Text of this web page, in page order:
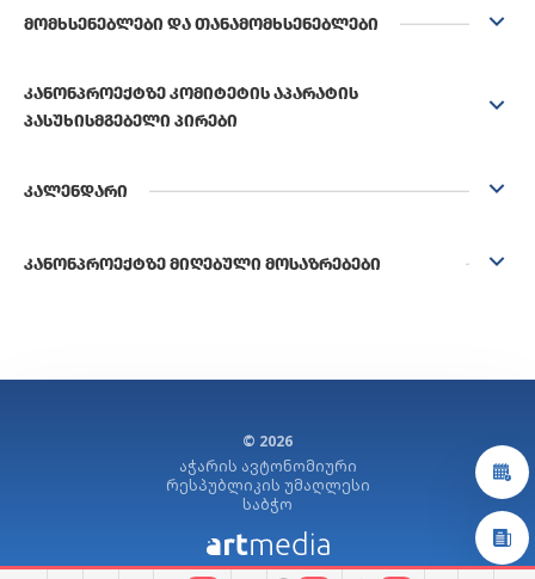
ᲛᲝᲛᲮᲡᲔᲜᲔᲑᲚᲔᲑᲘ ᲓᲐ ᲗᲐᲜᲐᲛᲝᲛᲮᲡᲔᲜᲔᲑᲚᲔᲑᲘ
ᲙᲐᲜᲝᲜᲞᲠᲝᲔᲥᲢᲖᲔ ᲙᲝᲛᲘᲢᲔᲢᲘᲡ ᲐᲞᲐᲠᲐᲢᲘᲡ
ᲞᲐᲡᲣᲮᲘᲡᲛᲒᲔᲑᲔᲚᲘ ᲞᲘᲠᲔᲑᲘ
ᲙᲐᲚᲔᲜᲓᲐᲠᲘ
ᲙᲐᲜᲝᲜᲞᲠᲝᲔᲥᲢᲖᲔ ᲛᲘᲦᲔᲑᲣᲚᲘ ᲛᲝᲡᲐᲖᲠᲔᲑᲔᲑᲘ
© 2026
აჭარის ავტონომიური
რესპუბლიკის უმაღლესი
საბჭო